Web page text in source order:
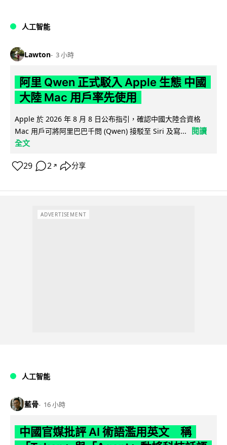
人工智能
Lawton 3 小時
阿里 Qwen 正式駁入 Apple 生態 中國
大陸 Mac 用戶率先使用
Apple 於 2026 年 8 月 8 日公布指引，確認中國大陸合資格
Mac 用戶可將阿里巴巴千問 (Qwen) 接駁至 Siri 及寫...
閱讀
全文
29 2 ↗ 分享
ADVERTISEMENT
人工智能
藍骨 16 小時
中國官媒批評 AI 術語濫用英文 稱